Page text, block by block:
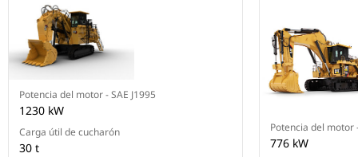
Potencia del motor - SAE J1995
1230 kW
Carga útil de cucharón
30 t
Potencia del motor
776 kW